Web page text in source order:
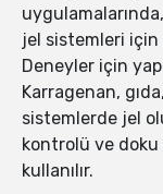
jel sistemleri için
Deneyler için
Karragenan,
sistemlerde jel
kontrolü ve
kullanılır.